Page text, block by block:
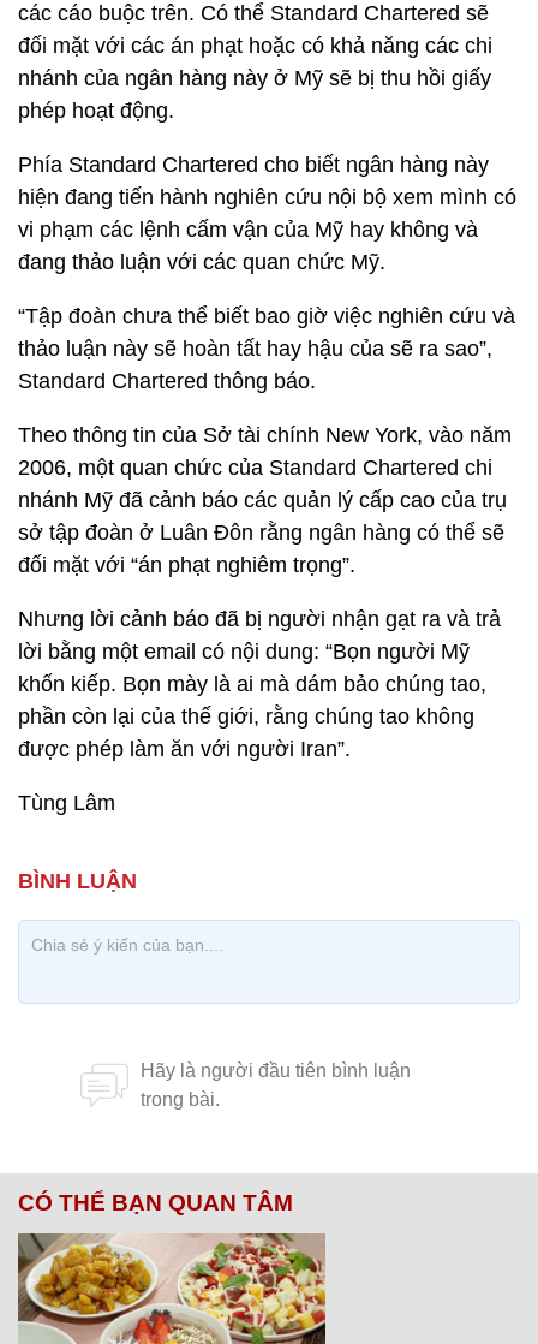
các cáo buộc trên. Có thể Standard Chartered sẽ
đối mặt với các án phạt hoặc có khả năng các chi
nhánh của ngân hàng này ở Mỹ sẽ bị thu hồi giấy
phép hoạt động.
Phía Standard Chartered cho biết ngân hàng này
hiện đang tiến hành nghiên cứu nội bộ xem mình có
vi phạm các lệnh cấm vận của Mỹ hay không và
đang thảo luận với các quan chức Mỹ.
“Tập đoàn chưa thể biết bao giờ việc nghiên cứu và
thảo luận này sẽ hoàn tất hay hậu của sẽ ra sao”,
Standard Chartered thông báo.
Theo thông tin của Sở tài chính New York, vào năm
2006, một quan chức của Standard Chartered chi
nhánh Mỹ đã cảnh báo các quản lý cấp cao của trụ
sở tập đoàn ở Luân Đôn rằng ngân hàng có thể sẽ
đối mặt với “án phạt nghiêm trọng”.
Nhưng lời cảnh báo đã bị người nhận gạt ra và trả
lời bằng một email có nội dung: “Bọn người Mỹ
khốn kiếp. Bọn mày là ai mà dám bảo chúng tao,
phần còn lại của thế giới, rằng chúng tao không
được phép làm ăn với người Iran”.
Tùng Lâm
CÓ THỂ BẠN QUAN TÂM